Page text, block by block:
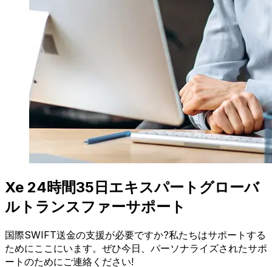
Xe 24時間35日エキスパートグローバ
ルトランスファーサポート
国際SWIFT送金の支援が必要ですか?私たちはサポートする
ためにここにいます。ぜひ今日、パーソナライズされたサポ
ートのためにご連絡ください!